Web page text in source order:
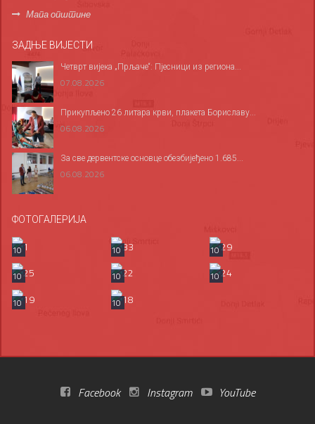
Мапа општине
ЗАДЊЕ ВИЈЕСТИ
Четврт вијека „Прљаче“: Пјесници из региона...
07.08.2026
Прикупљено 26 литара крви, плакета Бориславу...
06.08.2026
За све дервентске основце обезбијеђено 1.685...
06.08.2026
ФОТОГАЛЕРИЈА
10 10
10
10
10
10
10
10
Facebook Instagram YouTube